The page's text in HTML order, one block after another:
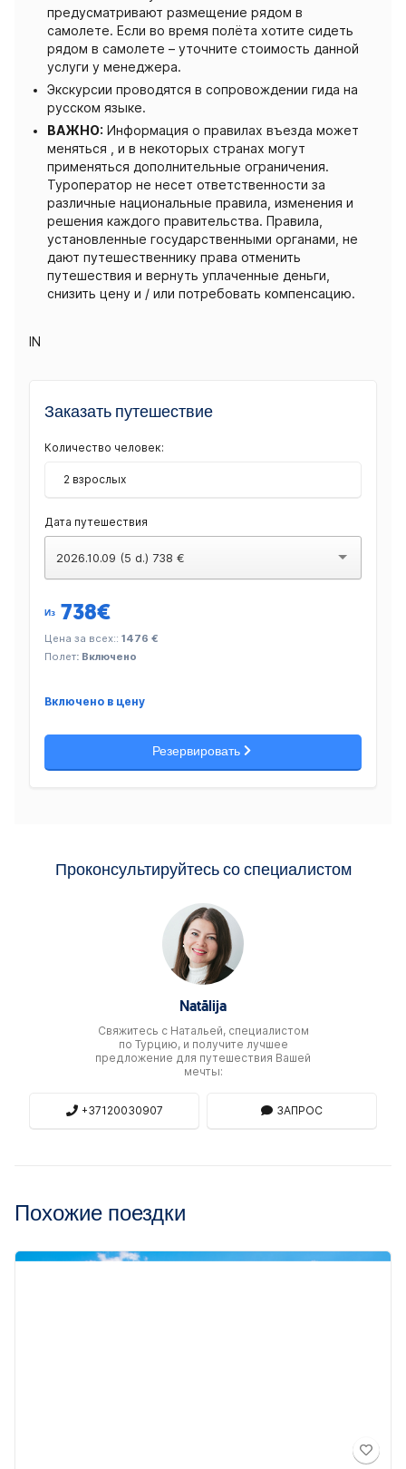
предусматривают размещение рядом в
самолете. Если во время полёта хотите сидеть
рядом в самолете – уточните стоимость данной
услуги у менеджера.
Экскурсии проводятся в сопровождении гида на
русском языке.
ВАЖНО: Информация о правилах въезда может
меняться , и в некоторых странах могут
применяться дополнительные ограничения.
Туроператор не несет ответственности за
различные национальные правила, изменения и
решения каждого правительства. Правила,
установленные государственными органами, не
дают путешественнику права отменить
путешествия и вернуть уплаченные деньги,
снизить цену и / или потребовать компенсацию.
IN
Заказать путешествие
Количество человек:
2 взрослых
Дата путешествия
2026.10.09 (5 d.) 738 €
Из 738€
Цена за всех:: 1476 €
Полет: Включено
Включено в цену
Резервировать
Проконсультируйтесь со специалистом
Natālija
Свяжитесь c Натальей, специалистом
по Турцию, и получите лучшее
предложение для путешествия Вашей
мечты:
+37120030907 ЗАПРОС
Похожие поездки